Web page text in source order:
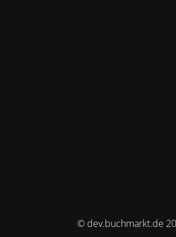
© dev.buchmarkt.de